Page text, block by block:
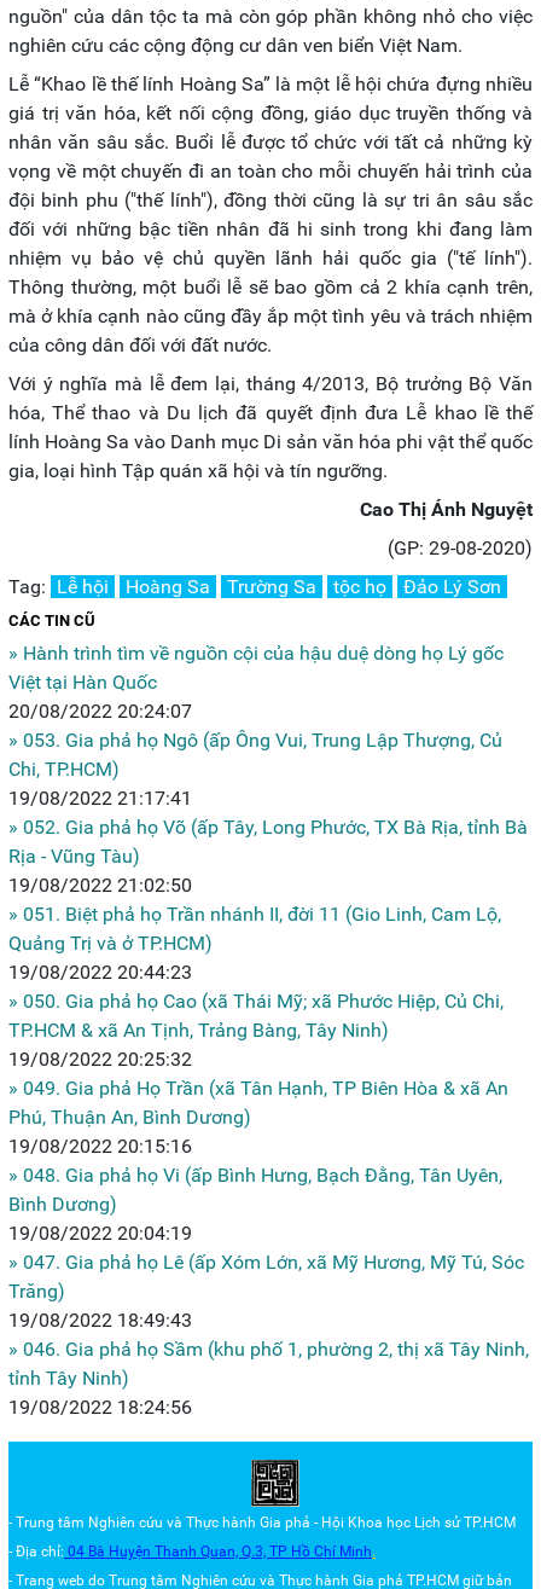
nguồn" của dân tộc ta mà còn góp phần không nhỏ cho việc
nghiên cứu các cộng động cư dân ven biển Việt Nam.
Lễ “Khao lề thế lính Hoàng Sa” là một lễ hội chứa đựng nhiều
giá trị văn hóa, kết nối cộng đồng, giáo dục truyền thống và
nhân văn sâu sắc. Buổi lễ được tổ chức với tất cả những kỳ
vọng về một chuyến đi an toàn cho mỗi chuyến hải trình của
đội binh phu ("thế lính"), đồng thời cũng là sự tri ân sâu sắc
đối với những bậc tiền nhân đã hi sinh trong khi đang làm
nhiệm vụ bảo vệ chủ quyền lãnh hải quốc gia ("tế lính").
Thông thường, một buổi lễ sẽ bao gồm cả 2 khía cạnh trên,
mà ở khía cạnh nào cũng đầy ắp một tình yêu và trách nhiệm
của công dân đối với đất nước.
Với ý nghĩa mà lễ đem lại, tháng 4/2013, Bộ trưởng Bộ Văn
hóa, Thể thao và Du lịch đã quyết định đưa Lễ khao lề thế
lính Hoàng Sa vào Danh mục Di sản văn hóa phi vật thể quốc
gia, loại hình Tập quán xã hội và tín ngưỡng.
Cao Thị Ánh Nguyệt
(GP: 29-08-2020)
Tag: Lễ hội Hoàng Sa Trường Sa tộc họ Đảo Lý Sơn
CÁC TIN CŨ
» Hành trình tìm về nguồn cội của hậu duệ dòng họ Lý gốc
Việt tại Hàn Quốc
20/08/2022 20:24:07
» 053. Gia phả họ Ngô (ấp Ông Vui, Trung Lập Thượng, Củ
Chi, TP.HCM)
19/08/2022 21:17:41
» 052. Gia phả họ Võ (ấp Tây, Long Phước, TX Bà Rịa, tỉnh Bà
Rịa - Vũng Tàu)
19/08/2022 21:02:50
» 051. Biệt phả họ Trần nhánh II, đời 11 (Gio Linh, Cam Lộ,
Quảng Trị và ở TP.HCM)
19/08/2022 20:44:23
» 050. Gia phả họ Cao (xã Thái Mỹ; xã Phước Hiệp, Củ Chi,
TP.HCM & xã An Tịnh, Trảng Bàng, Tây Ninh)
19/08/2022 20:25:32
» 049. Gia phả Họ Trần (xã Tân Hạnh, TP Biên Hòa & xã An
Phú, Thuận An, Bình Dương)
19/08/2022 20:15:16
» 048. Gia phả họ Vi (ấp Bình Hưng, Bạch Đằng, Tân Uyên,
Bình Dương)
19/08/2022 20:04:19
» 047. Gia phả họ Lê (ấp Xóm Lớn, xã Mỹ Hương, Mỹ Tú, Sóc
Trăng)
19/08/2022 18:49:43
» 046. Gia phả họ Sầm (khu phố 1, phường 2, thị xã Tây Ninh,
tỉnh Tây Ninh)
19/08/2022 18:24:56
- Trung tâm Nghiên cứu và Thực hành Gia phả - Hội Khoa học Lịch sử TP.HCM
- Địa chỉ: 04 Bà Huyện Thanh Quan, Q.3, TP Hồ Chí Minh.
- Trang web do Trung tâm Nghiên cứu và Thực hành Gia phả TP.HCM giữ bản